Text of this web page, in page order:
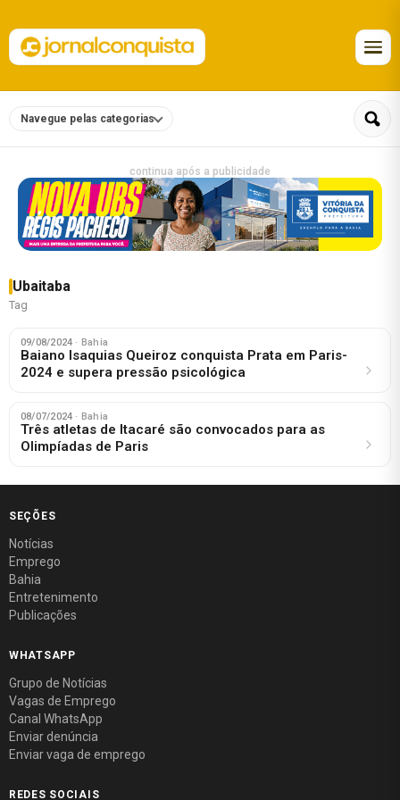
Navegue pelas categorias
continua após a publicidade
Ubaitaba
Tag
09/08/2024 · Bahia
Baiano Isaquias Queiroz conquista Prata em Paris-
2024 e supera pressão psicológica
08/07/2024 · Bahia
Três atletas de Itacaré são convocados para as
Olimpíadas de Paris
SEÇÕES
Notícias
Emprego
Bahia
Entretenimento
Publicações
WHATSAPP
Grupo de Notícias
Vagas de Emprego
Canal WhatsApp
Enviar denúncia
Enviar vaga de emprego
REDES SOCIAIS